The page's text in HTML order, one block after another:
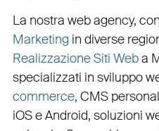
La nostra web agency, con
Marketing in diverse
Realizzazione Siti Weba
specializzati in sviluppo
commerce, CMS
iOS e Android, soluzioni